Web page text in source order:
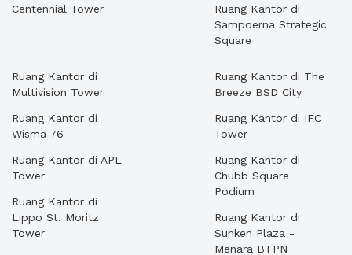
Centennial Tower
Ruang Kantor di
Sampoerna Strategic
Square
Ruang Kantor di
Multivision Tower
Ruang Kantor di
Wisma 76
Ruang Kantor di APL
Tower
Ruang Kantor di
Lippo St. Moritz
Tower
Ruang Kantor di The
Breeze BSD City
Ruang Kantor di IFC
Tower
Ruang Kantor di
Chubb Square
Podium
Ruang Kantor di
Sunken Plaza -
Menara BTPN